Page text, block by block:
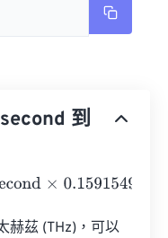
到
×0.1591549430919
赫茲 (THz)，可以